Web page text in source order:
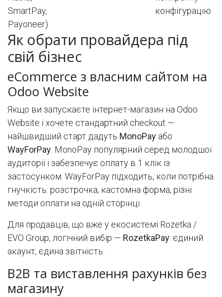
SmartPay,
Payoneer)
конфігурацію
Як обрати провайдера під
свій бізнес
eCommerce з власним сайтом на
Odoo Website
Якщо ви запускаєте інтернет-магазин на Odoo
Website і хочете стандартний checkout —
найшвидший старт дадуть MonoPay або
WayForPay . MonoPay популярний серед молодшої
аудиторії і забезпечує оплату в 1 клік із
застосунком. WayForPay підходить, коли потрібна
гнучкість: розстрочка, кастомна форма, різні
методи оплати на одній сторінці.
Для продавців, що вже у екосистемі Rozetka /
EVO Group, логічний вибір — RozetkaPay: єдиний
акаунт, єдина звітність.
B2B та виставлення рахунків без
магазину